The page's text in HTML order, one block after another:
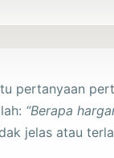
pertanyaan
“Berapa
jelas atau